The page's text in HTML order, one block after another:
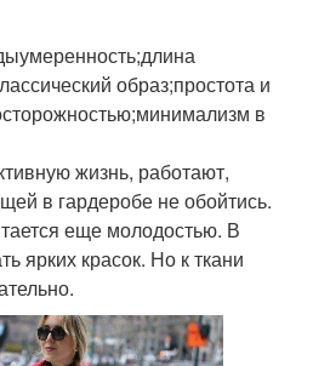
образ;простота и
в
жизнь, работают,
в гардеробе не обойтись.
еще молодостью. В
ярких красок. Но к ткани